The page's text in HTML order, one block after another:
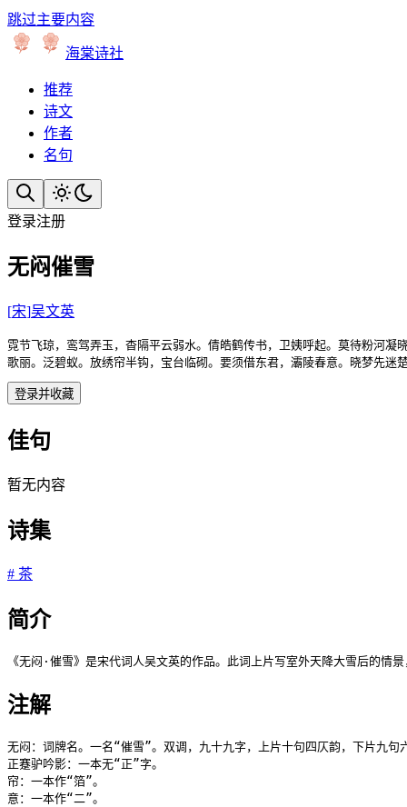
跳过主要内容
海棠诗社
推荐
诗文
作者
名句
登录注册
无闷催雪
[宋]吴文英
霓节飞琼，鸾驾弄玉，杳隔平云弱水。倩皓鹤传书，卫姨呼起。莫待粉河
歌丽。泛碧蚁。放绣帘半钩，宝台临砌。要须借东君，灞陵春意。晓梦先
登录并收藏
佳句
暂无内容
诗集
# 茶
简介
《无闷·催雪》是宋代词人吴文英的作品。此词上片写室外天降大雪后的情
注解
无闷：词牌名。一名“催雪”。双调，九十九字，上片十句四仄韵，下片九
正蹇驴吟影：一本无“正”字。
帘：一本作“箔”。
意：一本作“二”。